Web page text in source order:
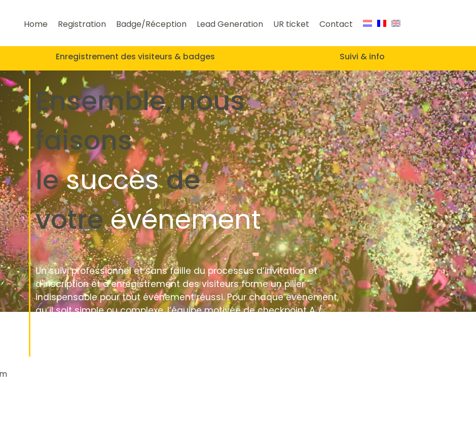
Home Registration Badge/Réception Lead Generation UR ticket Contact
Enregistrement des visiteurs & badges Suivi & info
Ensemble, nous
faisons
lesuccèsde
votreévénement
Un suivi professionnel et sans faille du processus d’invitation et
d'inscription et d’enregistrement des visiteurs forme un pilier
indispensable pour tout événement réussi. Pour chaque événement,
qu’il soit simple ou complexe, l’équipe motivée de checkpoint A /